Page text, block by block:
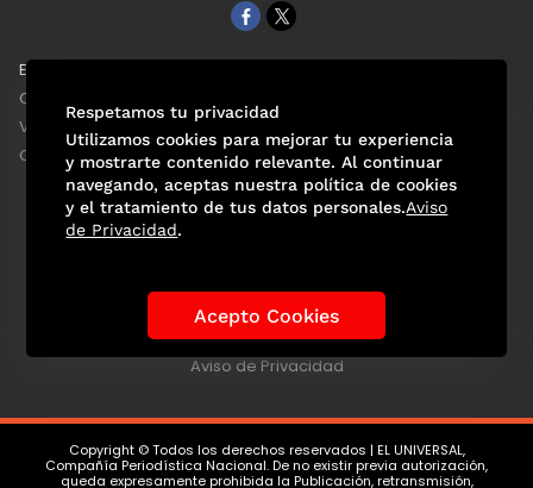
EL UNIVERSAL
Clase
ViveUSA
Confabulario
Historia de los Mundiales Lo viral Anécdotas Mundialistas
Las Figuras Tendencias Directorio
Aviso de Privacidad
Copyright © Todos los derechos reservados | EL UNIVERSAL,
Compañía Periodística Nacional. De no existir previa autorización,
queda expresamente prohibida la Publicación, retransmisión,
Respetamos tu privacidad
Utilizamos cookies para mejorar tu experiencia
y mostrarte contenido relevante. Al continuar
navegando, aceptas nuestra política de cookies
y el tratamiento de tus datos personales.Aviso
de Privacidad.
Acepto Cookies